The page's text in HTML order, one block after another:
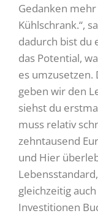
Gedanken
Kühlschrank.“,
dadurch bist du
das Potential,
es umzusetzen.
geben wir den
siehst du
muss relativ
zehntausend
und Hier
gleichzeitig
Investitionen